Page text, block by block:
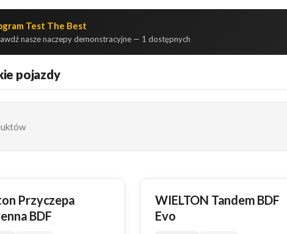
Test The Best
nasze naczepy demonstracyjne — 1 dostępnych
pojazdy
Przyczepa
BDF
NOWY
WIELTON Tandem BDF
Evo